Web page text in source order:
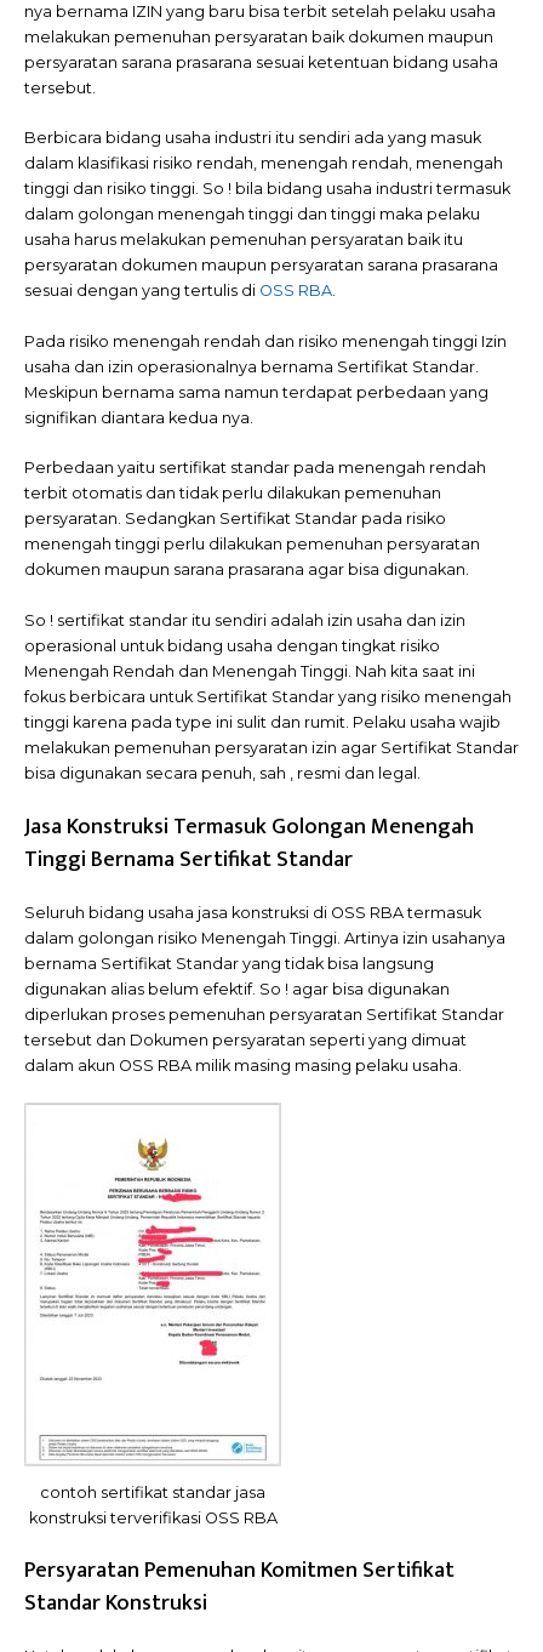
nya bernama IZIN yang baru bisa terbit setelah pelaku usaha
melakukan pemenuhan persyaratan baik dokumen maupun
persyaratan sarana prasarana sesuai ketentuan bidang usaha
tersebut.
Berbicara bidang usaha industri itu sendiri ada yang masuk
dalam klasifikasi risiko rendah, menengah rendah, menengah
tinggi dan risiko tinggi. So ! bila bidang usaha industri termasuk
dalam golongan menengah tinggi dan tinggi maka pelaku
usaha harus melakukan pemenuhan persyaratan baik itu
persyaratan dokumen maupun persyaratan sarana prasarana
sesuai dengan yang tertulis di OSS RBA.
Pada risiko menengah rendah dan risiko menengah tinggi Izin
usaha dan izin operasionalnya bernama Sertifikat Standar.
Meskipun bernama sama namun terdapat perbedaan yang
signifikan diantara kedua nya.
Perbedaan yaitu sertifikat standar pada menengah rendah
terbit otomatis dan tidak perlu dilakukan pemenuhan
persyaratan. Sedangkan Sertifikat Standar pada risiko
menengah tinggi perlu dilakukan pemenuhan persyaratan
dokumen maupun sarana prasarana agar bisa digunakan.
So ! sertifikat standar itu sendiri adalah izin usaha dan izin
operasional untuk bidang usaha dengan tingkat risiko
Menengah Rendah dan Menengah Tinggi. Nah kita saat ini
fokus berbicara untuk Sertifikat Standar yang risiko menengah
tinggi karena pada type ini sulit dan rumit. Pelaku usaha wajib
melakukan pemenuhan persyaratan izin agar Sertifikat Standar
bisa digunakan secara penuh, sah , resmi dan legal.
Jasa Konstruksi Termasuk Golongan Menengah
Tinggi Bernama Sertifikat Standar
Seluruh bidang usaha jasa konstruksi di OSS RBA termasuk
dalam golongan risiko Menengah Tinggi. Artinya izin usahanya
bernama Sertifikat Standar yang tidak bisa langsung
digunakan alias belum efektif. So ! agar bisa digunakan
diperlukan proses pemenuhan persyaratan Sertifikat Standar
tersebut dan Dokumen persyaratan seperti yang dimuat
dalam akun OSS RBA milik masing masing pelaku usaha.
contoh sertifikat standar jasa
konstruksi terverifikasi OSS RBA
Persyaratan Pemenuhan Komitmen Sertifikat
Standar Konstruksi